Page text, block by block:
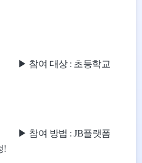
상 : 초등학교
법 : JB플랫폼
!